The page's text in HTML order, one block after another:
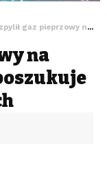
pieprzowy na przystanku. Policja poszukuje osób poszkodowanych
na